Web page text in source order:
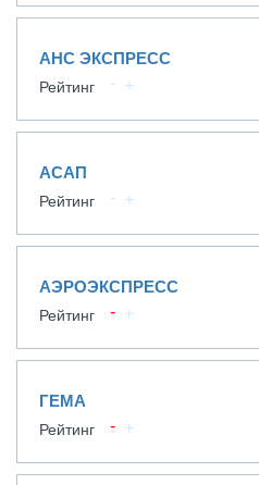
АНС ЭКСПРЕСС
Рейтинг
АСАП
Рейтинг
АЭРОЭКСПРЕСС
Рейтинг
ГЕМА
Рейтинг